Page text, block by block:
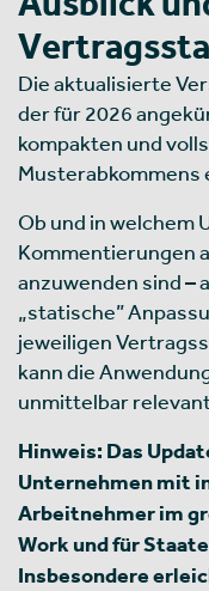
Die aktualisierte
der für 2026
kompakten und
Musterabkommens
Ob und in welchem
Kommentierungen
anzuwenden sind –
„statische”
jeweiligen
kann die
unmittelbar
Hinweis: Das
Unternehmen mit
Arbeitnehmer im
Work und für
Insbesondere